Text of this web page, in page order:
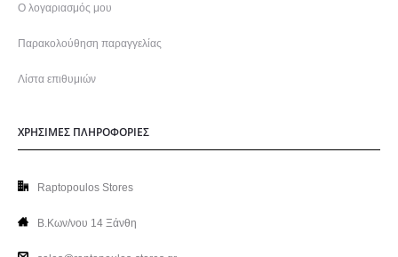
Ο λογαριασμός μου
Παρακολούθηση παραγγελίας
Λίστα επιθυμιών
ΧΡΗΣΙΜΕΣ ΠΛΗΡΟΦΟΡΙΕΣ
Raptopoulos Stores
Β.Κων/νου 14 Ξάνθη